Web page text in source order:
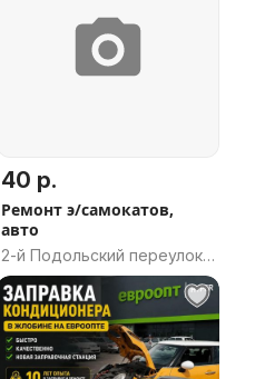
40 р.
Ремонт э/самокатов,
авто
2-й Подольский переулок,
Минск